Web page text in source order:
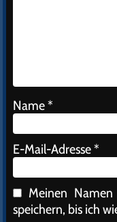
Name*
E-Mail-Adresse*
Meinen
speichern, bis ich